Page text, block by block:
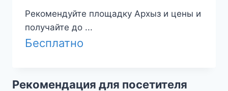
Рекомендуйте площадку Архыз и цены и
получайте до ...
Бесплатно
Рекомендация для посетителя